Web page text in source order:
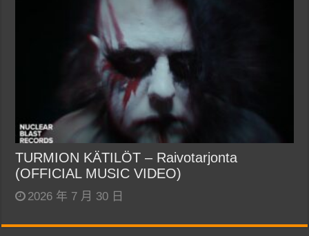
TURMION KÄTILÖT – Raivotarjonta
(OFFICIAL MUSIC VIDEO)
2026 年 7 月 30 日